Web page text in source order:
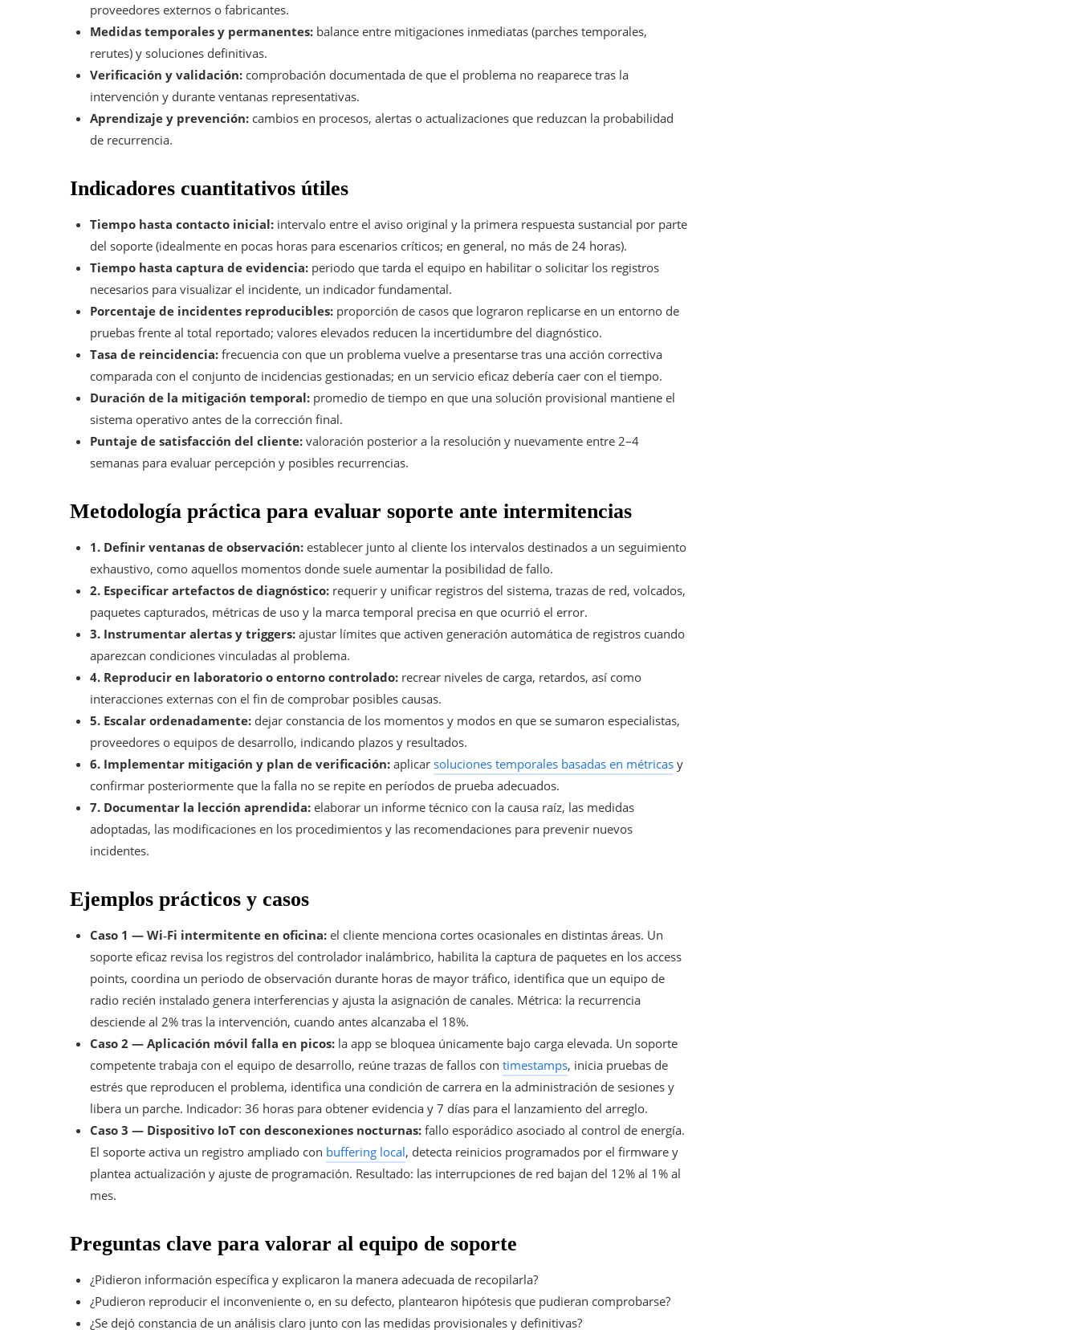
proveedores externos o fabricantes.
Medidas temporales y permanentes: balance entre mitigaciones inmediatas (parches temporales,
rerutes) y soluciones definitivas.
Verificación y validación: comprobación documentada de que el problema no reaparece tras la
intervención y durante ventanas representativas.
Aprendizaje y prevención: cambios en procesos, alertas o actualizaciones que reduzcan la probabilidad
de recurrencia.
Indicadores cuantitativos útiles
Tiempo hasta contacto inicial: intervalo entre el aviso original y la primera respuesta sustancial por parte
del soporte (idealmente en pocas horas para escenarios críticos; en general, no más de 24 horas).
Tiempo hasta captura de evidencia: periodo que tarda el equipo en habilitar o solicitar los registros
necesarios para visualizar el incidente, un indicador fundamental.
Porcentaje de incidentes reproducibles: proporción de casos que lograron replicarse en un entorno de
pruebas frente al total reportado; valores elevados reducen la incertidumbre del diagnóstico.
Tasa de reincidencia: frecuencia con que un problema vuelve a presentarse tras una acción correctiva
comparada con el conjunto de incidencias gestionadas; en un servicio eficaz debería caer con el tiempo.
Duración de la mitigación temporal: promedio de tiempo en que una solución provisional mantiene el
sistema operativo antes de la corrección final.
Puntaje de satisfacción del cliente: valoración posterior a la resolución y nuevamente entre 2–4
semanas para evaluar percepción y posibles recurrencias.
Metodología práctica para evaluar soporte ante intermitencias
1. Definir ventanas de observación: establecer junto al cliente los intervalos destinados a un seguimiento
exhaustivo, como aquellos momentos donde suele aumentar la posibilidad de fallo.
2. Especificar artefactos de diagnóstico: requerir y unificar registros del sistema, trazas de red, volcados,
paquetes capturados, métricas de uso y la marca temporal precisa en que ocurrió el error.
3. Instrumentar alertas y triggers: ajustar límites que activen generación automática de registros cuando
aparezcan condiciones vinculadas al problema.
4. Reproducir en laboratorio o entorno controlado: recrear niveles de carga, retardos, así como
interacciones externas con el fin de comprobar posibles causas.
5. Escalar ordenadamente: dejar constancia de los momentos y modos en que se sumaron especialistas,
proveedores o equipos de desarrollo, indicando plazos y resultados.
6. Implementar mitigación y plan de verificación: aplicar soluciones temporales basadas en métricas y
confirmar posteriormente que la falla no se repite en períodos de prueba adecuados.
7. Documentar la lección aprendida: elaborar un informe técnico con la causa raíz, las medidas
adoptadas, las modificaciones en los procedimientos y las recomendaciones para prevenir nuevos
incidentes.
Ejemplos prácticos y casos
Caso 1 — Wi‑Fi intermitente en oficina: el cliente menciona cortes ocasionales en distintas áreas. Un
soporte eficaz revisa los registros del controlador inalámbrico, habilita la captura de paquetes en los access
points, coordina un periodo de observación durante horas de mayor tráfico, identifica que un equipo de
radio recién instalado genera interferencias y ajusta la asignación de canales. Métrica: la recurrencia
desciende al 2% tras la intervención, cuando antes alcanzaba el 18%.
Caso 2 — Aplicación móvil falla en picos: la app se bloquea únicamente bajo carga elevada. Un soporte
competente trabaja con el equipo de desarrollo, reúne trazas de fallos con timestamps, inicia pruebas de
estrés que reproducen el problema, identifica una condición de carrera en la administración de sesiones y
libera un parche. Indicador: 36 horas para obtener evidencia y 7 días para el lanzamiento del arreglo.
Caso 3 — Dispositivo IoT con desconexiones nocturnas: fallo esporádico asociado al control de energía.
El soporte activa un registro ampliado con buffering local, detecta reinicios programados por el firmware y
plantea actualización y ajuste de programación. Resultado: las interrupciones de red bajan del 12% al 1% al
mes.
Preguntas clave para valorar al equipo de soporte
¿Pidieron información específica y explicaron la manera adecuada de recopilarla?
¿Pudieron reproducir el inconveniente o, en su defecto, plantearon hipótesis que pudieran comprobarse?
¿Se dejó constancia de un análisis claro junto con las medidas provisionales y definitivas?